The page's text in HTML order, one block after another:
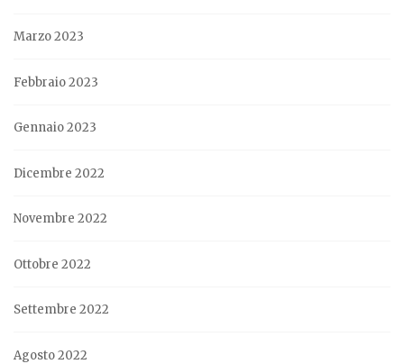
Marzo 2023
Febbraio 2023
Gennaio 2023
Dicembre 2022
Novembre 2022
Ottobre 2022
Settembre 2022
Agosto 2022